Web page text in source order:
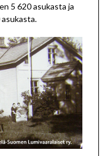
5 620 asukasta ja